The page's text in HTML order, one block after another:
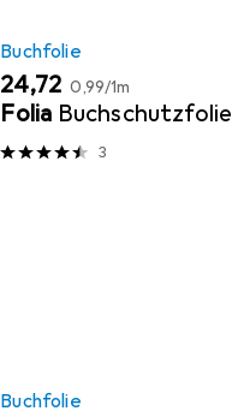
Buchfolie
EUR
24,72 EUR
0,99/1m
Folia Buchschutzfolie
3
Buchfolie